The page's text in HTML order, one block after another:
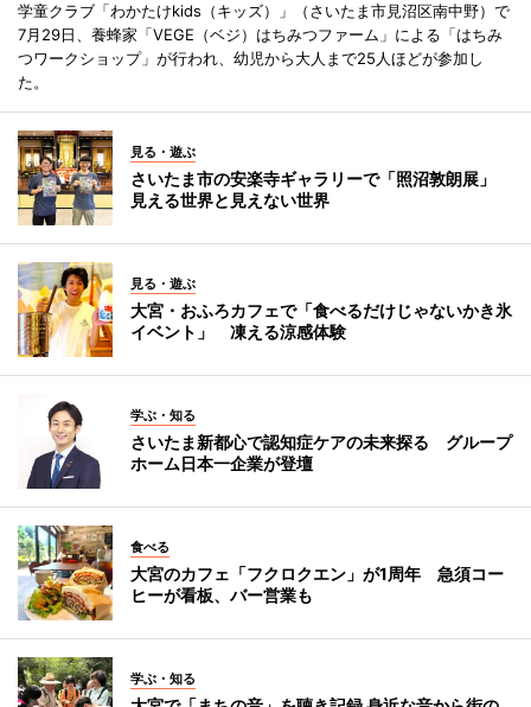
学童クラブ「わかたけkids（キッズ）」（さいたま市見沼区南中野）で
7月29日、養蜂家「VEGE（ベジ）はちみつファーム」による「はちみ
つワークショップ」が行われ、幼児から大人まで25人ほどが参加し
た。
見る・遊ぶ
さいたま市の安楽寺ギャラリーで「照沼敦朗展」
見える世界と見えない世界
見る・遊ぶ
大宮・おふろカフェで「食べるだけじゃないかき氷
イベント」 凍える涼感体験
学ぶ・知る
さいたま新都心で認知症ケアの未来探る グループ
ホーム日本一企業が登壇
食べる
大宮のカフェ「フクロクエン」が1周年 急須コー
ヒーが看板、バー営業も
学ぶ・知る